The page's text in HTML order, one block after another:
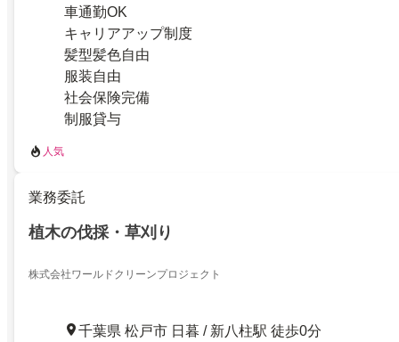
車通勤OK
キャリアアップ制度
髪型髪色自由
服装自由
社会保険完備
制服貸与
人気
業務委託
植木の伐採・草刈り
株式会社ワールドクリーンプロジェクト
千葉県 松戸市 日暮 / 新八柱駅 徒歩0分